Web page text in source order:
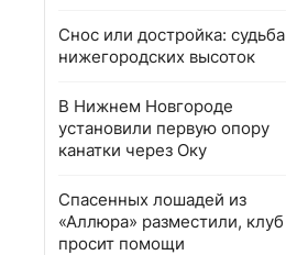
Снос или достройка: судьба
нижегородских высоток
В Нижнем Новгороде
установили первую опору
канатки через Оку
Спасенных лошадей из
«Аллюра» разместили, клуб
просит помощи